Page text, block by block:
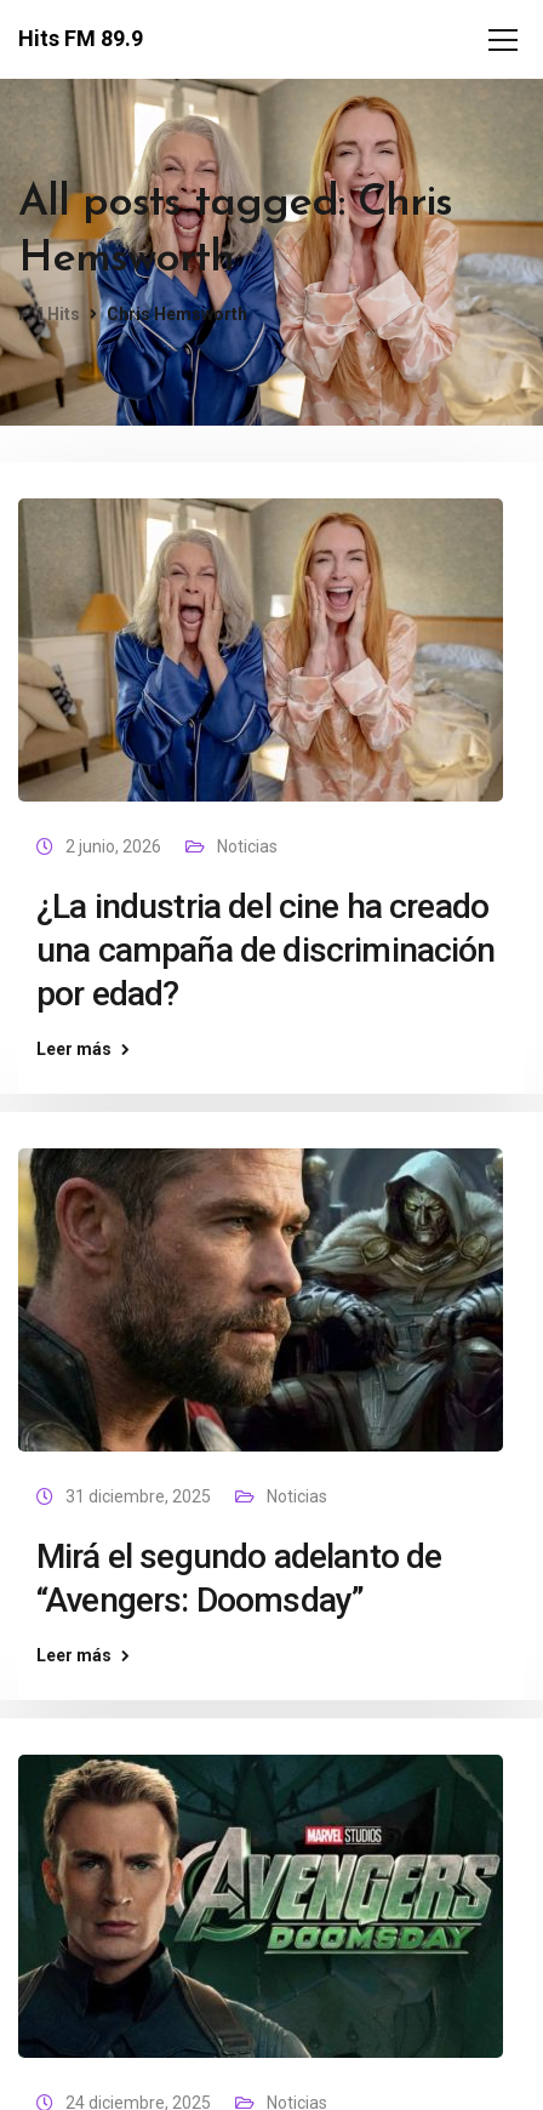
Hits FM 89.9
All posts tagged: Chris
Hemsworth
FM Hits Chris Hemsworth
2 junio, 2026 Noticias
¿La industria del cine ha creado
una campaña de discriminación
por edad?
Leer más
31 diciembre, 2025 Noticias
Mirá el segundo adelanto de
“Avengers: Doomsday”
Leer más
24 diciembre, 2025 Noticias